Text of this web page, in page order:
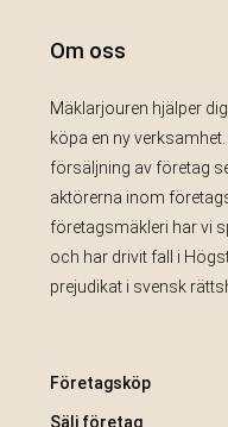
Om oss
Mäklarjouren hjälper
köpa en ny
försäljning av företag
aktörerna inom
företagsmäkleri har vi
och har drivit fall i
prejudikat i svensk
Företagsköp
Sälj företag